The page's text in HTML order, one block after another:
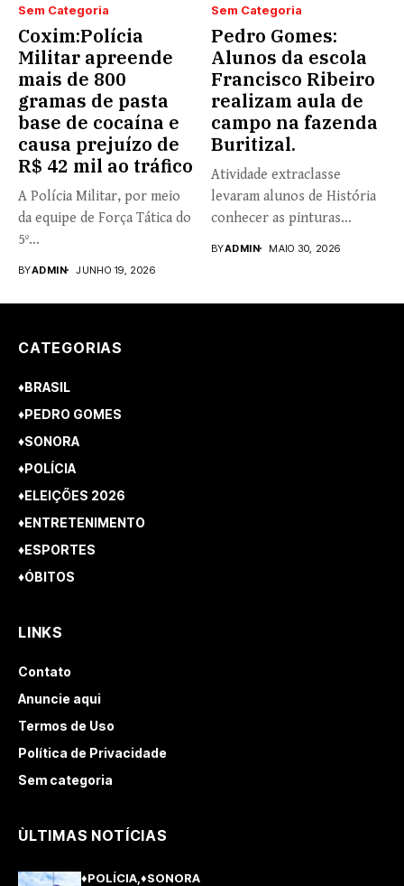
Sem Categoria
Coxim:Polícia
Militar apreende
mais de 800
gramas de pasta
base de cocaína e
causa prejuízo de
R$ 42 mil ao tráfico
A Polícia Militar, por meio
da equipe de Força Tática do
5º...
BYADMIN JUNHO 19, 2026
Sem Categoria
Pedro Gomes:
Alunos da escola
Francisco Ribeiro
realizam aula de
campo na fazenda
Buritizal.
Atividade extraclasse
levaram alunos de História
conhecer as pinturas
BYADMIN MAIO 30, 2026
CATEGORIAS
♦BRASIL
♦PEDRO GOMES
♦SONORA
♦POLÍCIA
♦ELEIÇÕES 2026
♦ENTRETENIMENTO
♦ESPORTES
♦ÓBITOS
LINKS
Contato
Anuncie aqui
Termos de Uso
Política de Privacidade
Sem categoria
ÙLTIMAS NOTÍCIAS
♦POLÍCIA ♦SONORA